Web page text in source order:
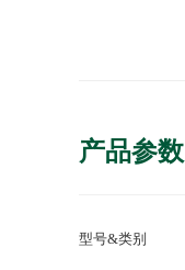
产品参数
型号&类别